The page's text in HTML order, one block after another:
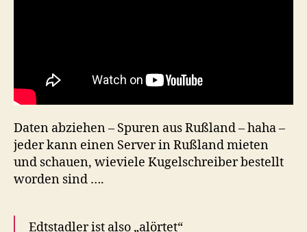
Daten abziehen – Spuren aus Rußland – haha –
jeder kann einen Server in Rußland mieten
und schauen, wieviele Kugelschreiber bestellt
worden sind ….
Edtstadler ist also „alörtet“